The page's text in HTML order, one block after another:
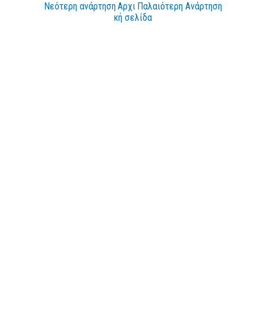
Νεότερη ανάρτηση Παλαιότερη Ανάρτηση
Αρχι
κή σελίδα